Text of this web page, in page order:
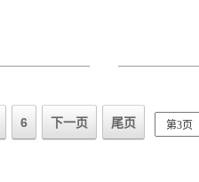
6 下一页 尾页